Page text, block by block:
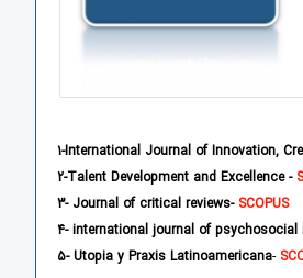
1-International Journal of Innovation,
2-Talent Development and Excellence -
3- Journal of critical reviews- SCOPUS
4- international journal of psychosocial
5- Utopia y Praxis Latinoamericana-